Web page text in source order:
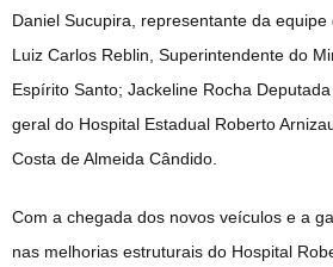
Daniel Sucupira, representante da
Luiz Carlos Reblin, Superintendente do
Espírito Santo; Jackeline Rocha
geral do Hospital Estadual Roberto
Costa de Almeida Cândido.
Com a chegada dos novos veículos e a
nas melhorias estruturais do Hospital